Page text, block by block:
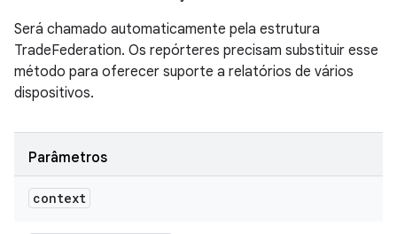
Será chamado automaticamente pela estrutura
TradeFederation. Os repórteres precisam substituir esse
método para oferecer suporte a relatórios de vários
dispositivos.
Parâmetros
context